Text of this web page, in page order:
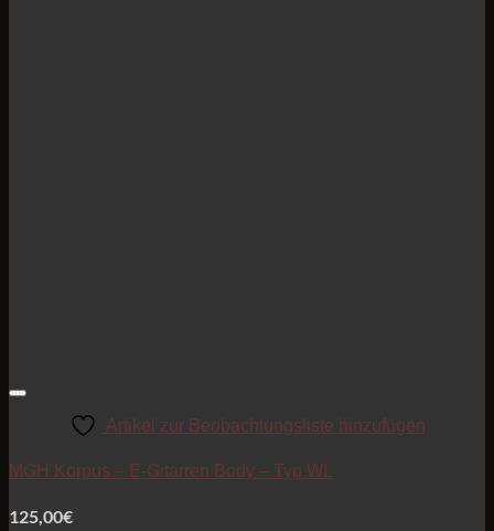
Artikel zur Beobachtungsliste hinzufügen
MGH Korpus – E-Gitarren Body – Typ WL
125,00€